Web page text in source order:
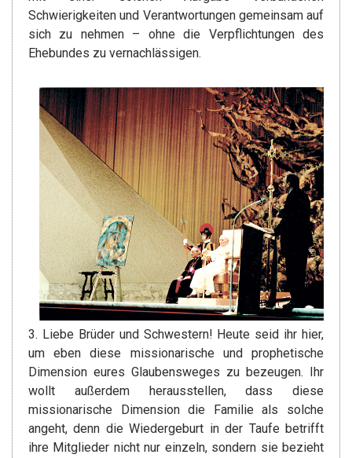
Schwierigkeiten und Verantwortungen gemeinsam auf
sich zu nehmen – ohne die Verpflichtungen des
Ehebundes zu vernachlässigen.
3. Liebe Brüder und Schwestern! Heute seid ihr hier,
um eben diese missionarische und prophetische
Dimension eures Glaubensweges zu bezeugen. Ihr
wollt außerdem herausstellen, dass diese
missionarische Dimension die Familie als solche
angeht, denn die Wiedergeburt in der Taufe betrifft
ihre Mitglieder nicht nur einzeln, sondern sie bezieht